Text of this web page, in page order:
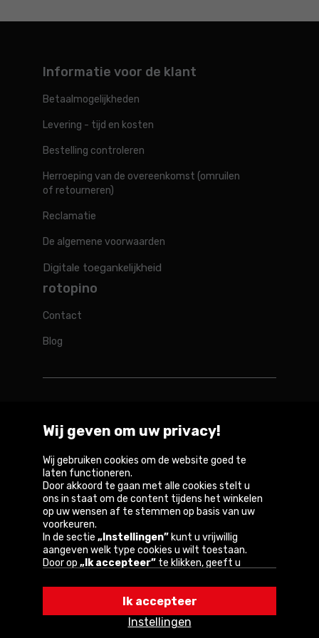
Informatie voor de klant
Betaalmogelijkheden
Levering - tijd en kosten
Bestelling controleren
Herroeping van de overeenkomst (omruilen
of retourneren)
Reclamatie
De algemene voorwaarden
Digitale toegankelijkheid
rotopino
Contact
Blog
Belgique België Deutschland France Österreich
Copyright © 2026
Privacybeleid en gebruiksvoorwaarden van de
website
Wij geven om uw privacy!
Wij gebruiken cookies om de website goed te
laten functioneren.
Door akkoord te gaan met alle cookies stelt u
ons in staat om de content tijdens het winkelen
op uw wensen af te stemmen op basis van uw
voorkeuren.
In de sectie „Instellingen” kunt u vrijwillig
aangeven welk type cookies u wilt toestaan.
Door op „Ik accepteer” te klikken, geeft u
volgens de instellingen van uw browser.
U kunt uw keuze te allen tijde wijzigen door op
„Instellingen”in het cookiebeleid te klikken.
Een van onze partners is Google.
Instellingen
Ik accepteer